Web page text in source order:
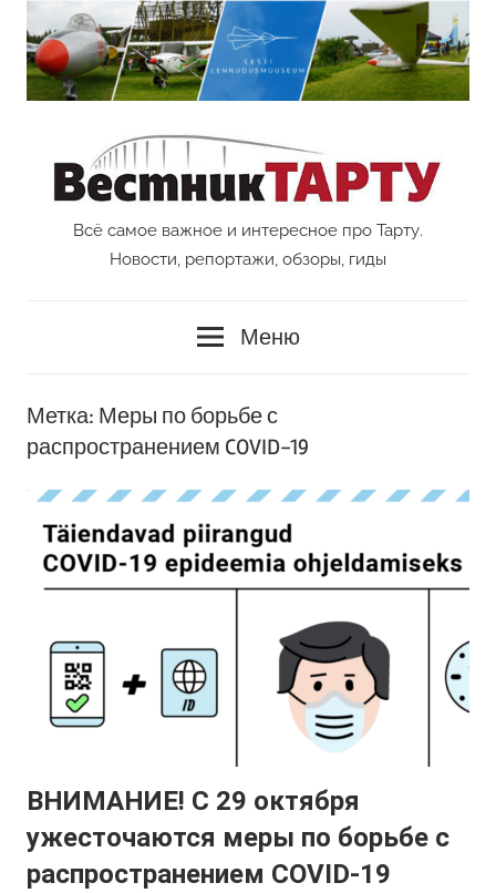
Перейти
содержимому
Vestnik
Всё самое важное и интересное про Тарту.
Новости, репортажи, обзоры, гиды
Меню
Метка: Меры по борьбе с
распространением COVID-19
ВНИМАНИЕ! С 29 октября
ужесточаются меры по борьбе с
распространением COVID-19